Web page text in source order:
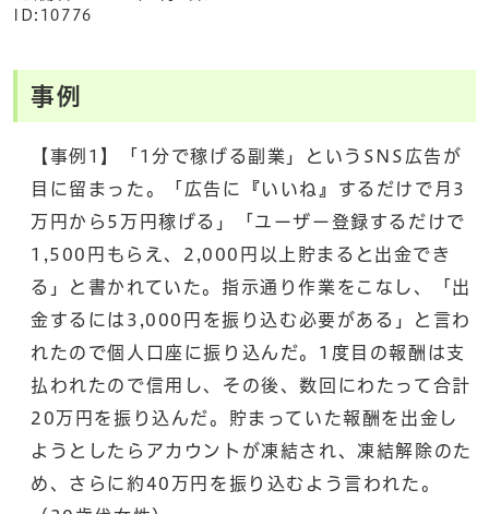
ID:10776
事例
【事例1】「1分で稼げる副業」というSNS広告が
目に留まった。「広告に『いいね』するだけで月3
万円から5万円稼げる」「ユーザー登録するだけで
1,500円もらえ、2,000円以上貯まると出金でき
る」と書かれていた。指示通り作業をこなし、「出
金するには3,000円を振り込む必要がある」と言わ
れたので個人口座に振り込んだ。1度目の報酬は支
払われたので信用し、その後、数回にわたって合計
20万円を振り込んだ。貯まっていた報酬を出金し
ようとしたらアカウントが凍結され、凍結解除のた
め、さらに約40万円を振り込むよう言われた。